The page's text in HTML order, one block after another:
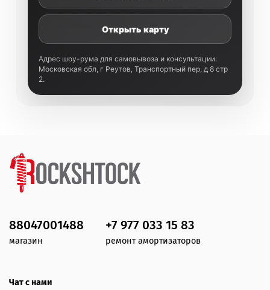
Открыть карту
Адрес шоу-рума для самовывоза и консультации:
Московская обл, г Реутов, Транспортный пер, д 8 стр
2.
88047001488
магазин
+7 977 033 15 83
ремонт амортизаторов
Чат с нами